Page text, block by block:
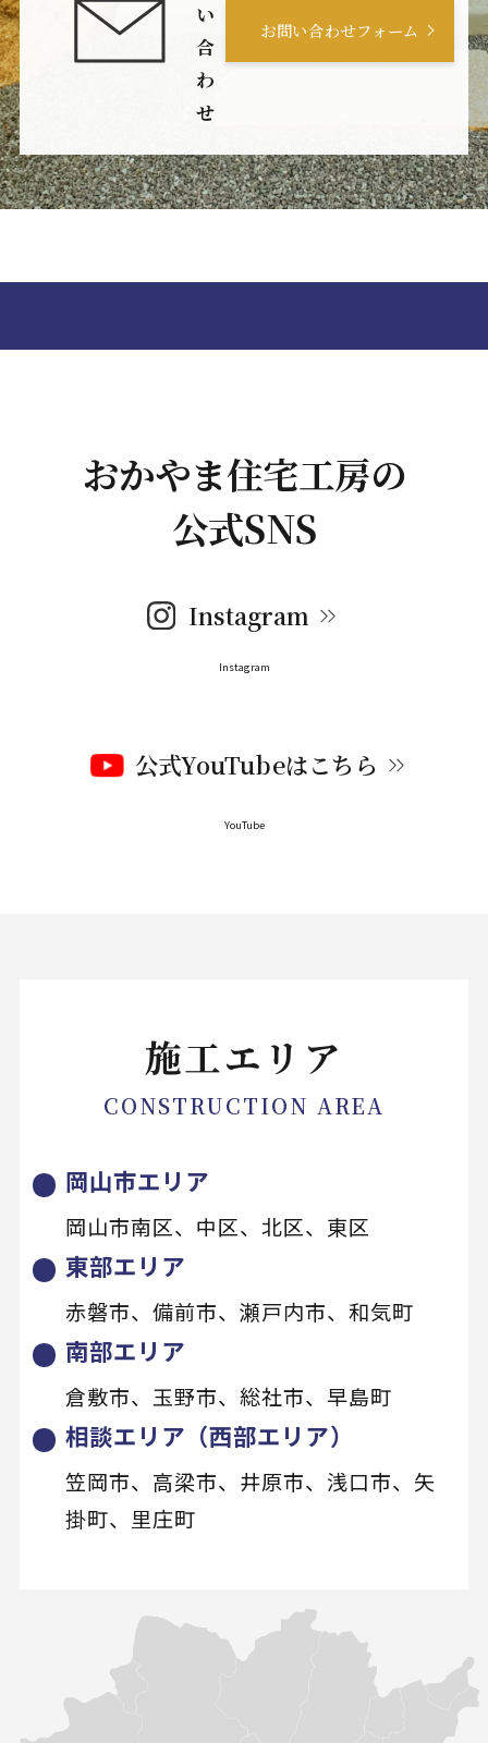
い
合
わ
せ
お問い合わせフォーム
おかやま住宅工房の
公式SNS
Instagram
Instagram
公式YouTubeはこちら
YouTube
施工エリア
CONSTRUCTION AREA
岡山市エリア
岡山市南区、中区、北区、東区
東部エリア
赤磐市、備前市、瀬戸内市、和気町
南部エリア
倉敷市、玉野市、総社市、早島町
相談エリア（西部エリア）
笠岡市、高梁市、井原市、浅口市、矢
掛町、里庄町